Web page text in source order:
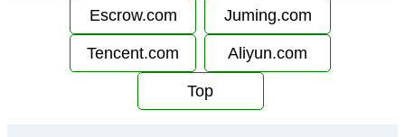
Escrow.com Juming.com
Tencent.com Aliyun.com
Top